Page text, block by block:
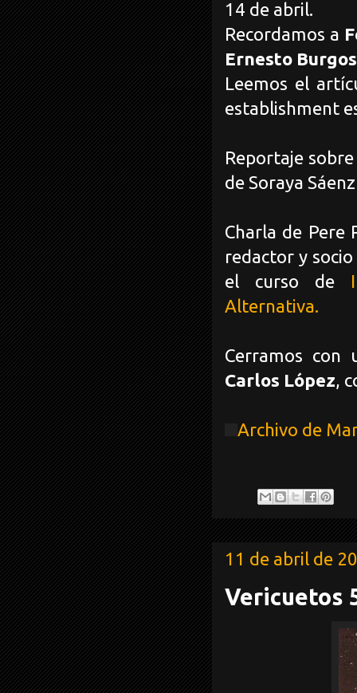
14 de abril.
Recordamos a
Ernesto
Leemos el
establishment
Reportaje
de Soraya
Charla de Pere
redactor y
el curso de
Alternativa.
Cerramos con
Carlos López,
Archivo de
11 de abril de
Vericuetos